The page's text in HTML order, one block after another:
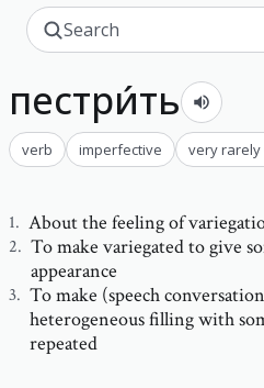
пестри́ть
verb imperfective very rarely
1. About the feeling of
2. To make variegated to give
appearance
3. To make (speech
heterogeneous filling with
repeated